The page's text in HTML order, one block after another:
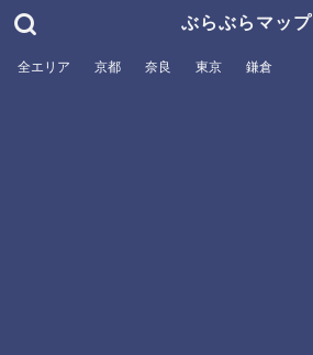
ぶらぶらマップ
全エリア 京都 奈良 東京 鎌倉